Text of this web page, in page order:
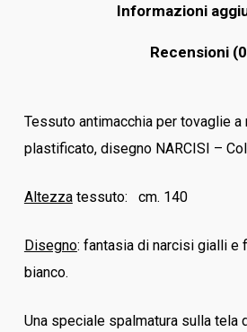
Informazioni
Recensioni
Tessuto antimacchia per tovaglie
plastificato, disegno NARCISI –
Altezzatessuto: cm. 140
Disegno: fantasia di narcisi gialli e
bianco.
Una speciale spalmatura sulla tela